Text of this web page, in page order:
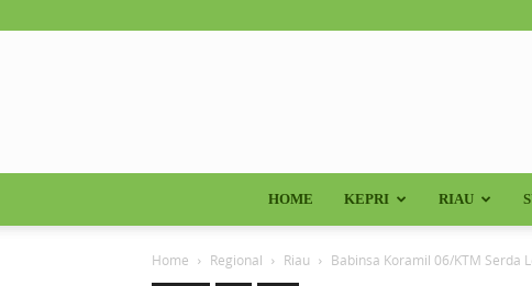
HOME KEPRI RIAU
Home Regional Riau Babinsa Koramil 06/KTM Serda